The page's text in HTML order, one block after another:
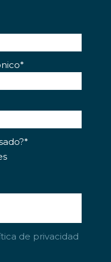
de privacidad